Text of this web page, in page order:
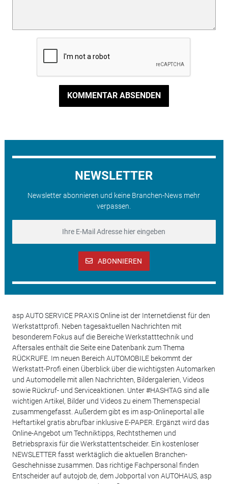
KOMMENTAR ABSENDEN
NEWSLETTER
Newsletter abonnieren und keine Branchen-News mehr
verpassen.
ABONNIEREN
asp AUTO SERVICE PRAXIS Online ist der Internetdienst für den
Werkstattprofi. Neben tagesaktuellen Nachrichten mit
besonderem Fokus auf die Bereiche Werkstatttechnik und
Aftersales enthält die Seite eine Datenbank zum Thema
RÜCKRUFE. Im neuen Bereich AUTOMOBILE bekommt der
Werkstatt-Profi einen Überblick über die wichtigsten Automarken
und Automodelle mit allen Nachrichten, Bildergalerien, Videos
sowie Rückruf- und Serviceaktionen. Unter #HASHTAG sind alle
wichtigen Artikel, Bilder und Videos zu einem Themenspecial
zusammengefasst. Außerdem gibt es im asp-Onlineportal alle
Heftartikel gratis abrufbar inklusive E-PAPER. Ergänzt wird das
Online-Angebot um Techniktipps, Rechtsthemen und
Betriebspraxis für die Werkstattentscheider. Ein kostenloser
NEWSLETTER fasst werktäglich die aktuellen Branchen-
Geschehnisse zusammen. Das richtige Fachpersonal finden
Entscheider auf autojob.de, dem Jobportal von AUTOHAUS, asp